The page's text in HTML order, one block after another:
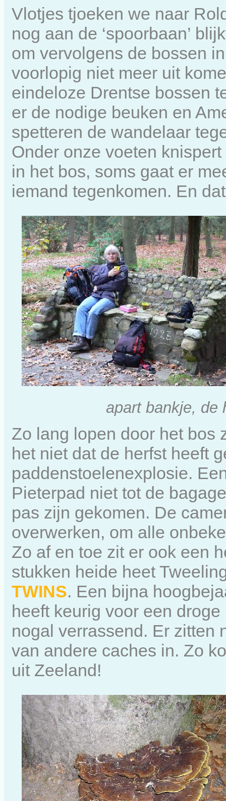
Vlotjes tjoeken we naar
nog aan de ‘spoorbaan’
om vervolgens de bossen
voorlopig niet meer uit
eindeloze Drentse bossen
er de nodige beuken en
spetteren de wandelaar
Onder onze voeten
in het bos, soms gaat er
iemand tegenkomen. En
apart bankje, de
Zo lang lopen door het bos
het niet dat de herfst heeft
paddenstoelenexplosie.
Pieterpad niet tot de
pas zijn gekomen. De
overwerken, om alle
Zo af en toe zit er ook een
stukken heide heet
TWINS. Een bijna
heeft keurig voor een
nogal verrassend. Er zitten
van andere caches in. Zo
uit Zeeland!